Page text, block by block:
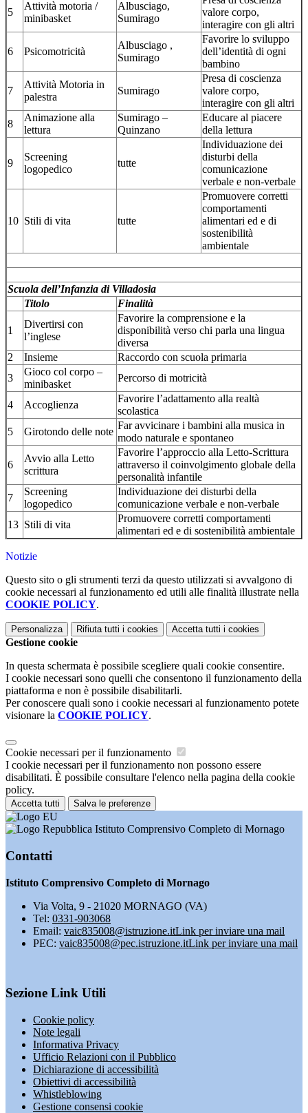
5
Attività motoria /
minibasket
Albusciago,
Sumirago
valore corpo,
interagire con gli altri
6 Psicomotricità
Albusciago ,
Sumirago
Favorire lo sviluppo
dell’identità di ogni
bambino
7
Attività Motoria in
palestra
Sumirago
Presa di coscienza
valore corpo,
interagire con gli altri
8
Animazione alla
lettura
Sumirago –
Quinzano
Educare al piacere
della lettura
9
Screening
logopedico
tutte
Individuazione dei
disturbi della
comunicazione
verbale e non-verbale
10 Stili di vita tutte
Promuovere corretti
comportamenti
alimentari ed e di
sostenibilità
ambientale
Scuola dell’Infanzia di Villadosia
Titolo
Finalità
1
Divertirsi con
l’inglese
Favorire la comprensione e la
disponibilità verso chi parla una lingua
diversa
2
Insieme
Raccordo con scuola primaria
3
Gioco col corpo –
minibasket
Percorso di motricità
4 Accoglienza
Favorire l’adattamento alla realtà
scolastica
5
Girotondo delle note
Far avvicinare i bambini alla musica in
modo naturale e spontaneo
6
Avvio alla Letto
scrittura
Favorire l’approccio alla Letto-Scrittura
attraverso il coinvolgimento globale della
personalità infantile
7
Screening
logopedico
Individuazione dei disturbi della
comunicazione verbale e non-verbale
13 Stili di vita
Promuovere corretti comportamenti
alimentari ed e di sostenibilità ambientale
Notizie
Questo sito o gli strumenti terzi da questo utilizzati si avvalgono di
cookie necessari al funzionamento ed utili alle finalità illustrate nella
COOKIE POLICY.
Personalizza Rifiuta tutti i cookies Accetta tutti i cookies
Gestione cookie
In questa schermata è possibile scegliere quali cookie consentire.
I cookie necessari sono quelli che consentono il funzionamento della
piattaforma e non è possibile disabilitarli.
Per conoscere quali sono i cookie necessari al funzionamento potete
visionare la COOKIE POLICY.
Cookie necessari per il funzionamento
I cookie necessari per il funzionamento non possono essere
disabilitati. È possibile consultare l'elenco nella pagina della cookie
policy.
Accetta tutti Salva le preferenze
Istituto Comprensivo Completo di Mornago
Contatti
Istituto Comprensivo Completo di Mornago
Via Volta, 9 - 21020 MORNAGO (VA)
Tel: 0331-903068
Email: vaic835008@istruzione.itLink per inviare una mail
PEC: vaic835008@pec.istruzione.itLink per inviare una mail
Sezione Link Utili
Cookie policy
Note legali
Informativa Privacy
Ufficio Relazioni con il Pubblico
Dichiarazione di accessibilità
Obiettivi di accessibilità
Whistleblowing
Gestione consensi cookie